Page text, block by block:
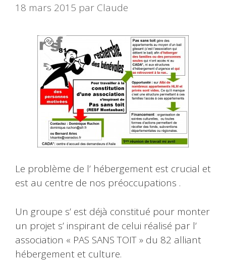
18 mars 2015 par Claude
Le problème de l’ hébergement est crucial et
est au centre de nos préoccupations .
Un groupe s’ est déjà constitué pour monter
un projet s’ inspirant de celui réalisé par l’
association « PAS SANS TOIT » du 82 alliant
hébergement et culture.